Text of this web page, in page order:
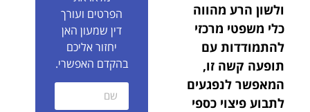
ולשון הרע מהווה
כלי משפטי מרכזי
להתמודדות עם
תופעה קשה זו,
המאפשר לנפגעים
לתבוע פיצוי כספי
הפרטים ועורך
דין שמעון האן
יחזור אליכם
בהקדם האפשרי.